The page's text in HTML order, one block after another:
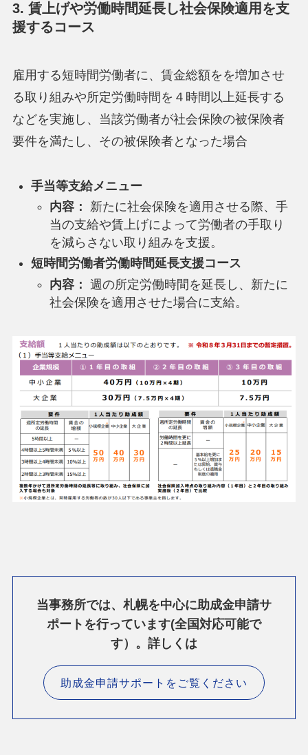
3. 賃上げや労働時間延長し社会保険適用を支
援するコース
雇用する短時間労働者に、賃金総額をを増加させ
る取り組みや所定労働時間を４時間以上延長する
などを実施し、当該労働者が社会保険の被保険者
要件を満たし、その被保険者となった場合
手当等支給メニュー
内容：
新たに社会保険を適用させる際、手
当の支給や賃上げによって労働者の手取り
を減らさない取り組みを支援。
短時間労働者労働時間延長支援コース
内容： 週の所定労働時間を延長し、新たに
社会保険を適用させた場合に支給。
当事務所では、札幌を中心に助成金申請サ
ポートを行っています(全国対応可能で
す）。詳しくは
助成金申請サポートをご覧ください